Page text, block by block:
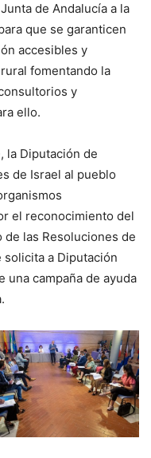
de Andalucía a la
que se garanticen
accesibles y
fomentando la
y
ello.
la Diputación de
de Israel al pueblo
el reconocimiento del
las Resoluciones de
solicita a Diputación
una campaña de ayuda